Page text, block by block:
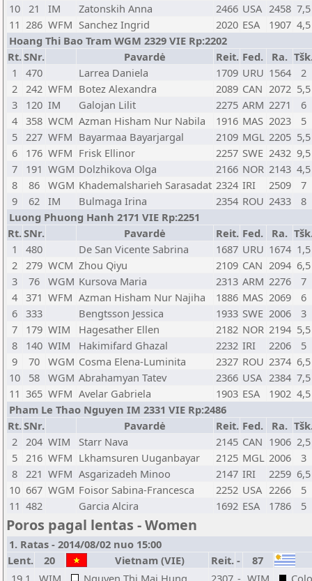
10
21 IM Zatonskih Anna 2466 USA 2458 7,5
11 286 WFM Sanchez Ingrid 2020 ESA 1907 4,5
Hoang Thi Bao Tram WGM 2329 VIE Rp:2202
Rt.SNr. Pavardė Reit. Fed. Ra.
1
470 Larrea Daniela 1709 URU 1564
2
2
242 WFM Botez Alexandra 2089 CAN 2072 5,5
3
120 IM Galojan Lilit 2275 ARM 2271
6
4
358 WCM Azman Hisham Nur Nabila 1916 MAS 2023
5
5
227 WFM Bayarmaa Bayarjargal 2109 MGL 2205 5,5
6
176 WFM Frisk Ellinor 2257 SWE 2432 9,5
7
191 WGM Dolzhikova Olga 2166 NOR 2143 4,5
8
86 WGM Khademalsharieh Sarasadat 2324 IRI 2509
7
9
62 IM Bulmaga Irina 2354 ROU 2433
8
Luong Phuong Hanh 2171 VIE Rp:2251
Rt.SNr. Pavardė Reit. Fed. Ra.
1
480 De San Vicente Sabrina 1687 URU 1674 1,5
2
279 WCM Zhou Qiyu 2109 CAN 2094 6,5
3
76 WGM Kursova Maria 2313 ARM 2276
7
4
371 WFM Azman Hisham Nur Najiha 1886 MAS 2069
6
6
333 Bengtsson Jessica 1933 SWE 2006
3
7
179 WIM Hagesather Ellen 2182 NOR 2194 5,5
8
140 WIM Hakimifard Ghazal 2232 IRI 2206
5
9
70 WGM Cosma Elena-Luminita 2327 ROU 2374 6,5
10
58 WGM Abrahamyan Tatev 2366 USA 2384 7,5
11 365 WFM Avelar Gabriela 1903 ESA 1902 4,5
Pham Le Thao Nguyen IM 2331 VIE Rp:2486
Rt.SNr. Pavardė Reit. Fed. Ra.
2
204 WIM Starr Nava 2145 CAN 1906 2,5
5
216 WFM Lkhamsuren Uuganbayar 2125 MGL 2006
3
8
221 WFM Asgarizadeh Minoo 2147 IRI 2259 6,5
10 667 WGM Foisor Sabina-Francesca 2252 USA 2266
5
11 482 Garcia Alcira 1692 ESA 1786 5
Poros pagal lentas - Women
1. Ratas - 2014/08/02 nuo 15:00
Lent.
20 Vietnam (VIE) Reit. -
87
19.1
WIM Nguyen Thi Mai Hung 2307 - WIM